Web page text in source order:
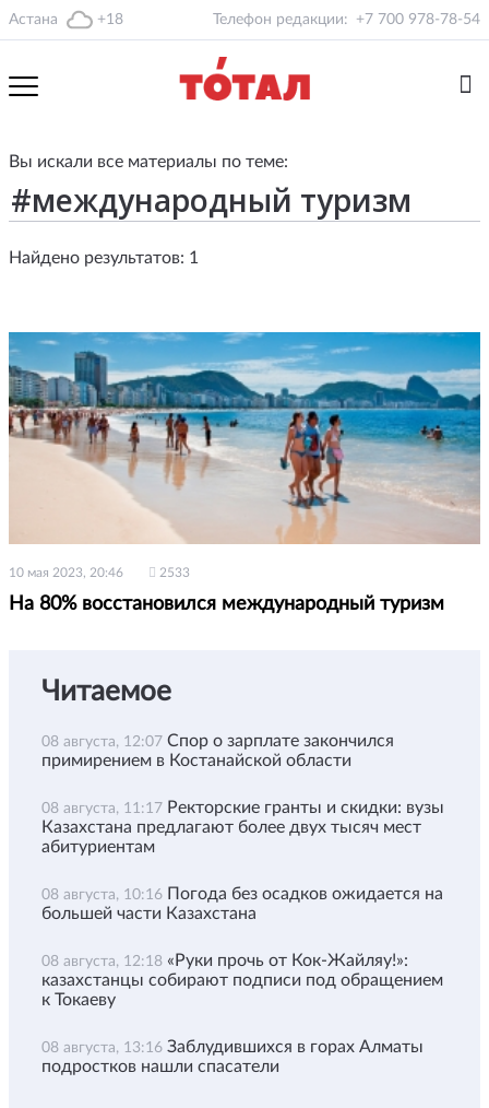
Астана +18 Телефон редакции: +7 700 978-78-54
Вы искали все материалы по теме:
Найдено результатов: 1
10 мая 2023, 20:46 2533
На 80% восстановился международный туризм
Читаемое
08 августа, 12:07 Спор о зарплате закончился
примирением в Костанайской области
08 августа, 11:17 Ректорские гранты и скидки: вузы
Казахстана предлагают более двух тысяч мест
абитуриентам
08 августа, 10:16 Погода без осадков ожидается на
большей части Казахстана
08 августа, 12:18 «Руки прочь от Кок-Жайляу!»:
казахстанцы собирают подписи под обращением
к Токаеву
08 августа, 13:16 Заблудившихся в горах Алматы
подростков нашли спасатели